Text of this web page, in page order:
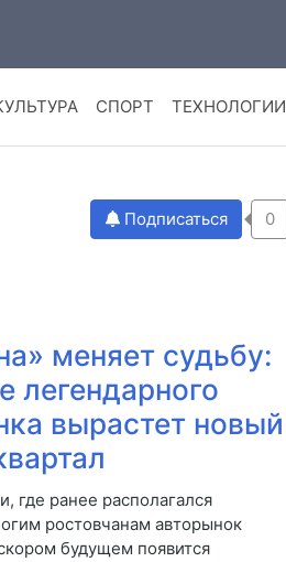
СПОРТ ТЕХНОЛОГИИ
Подписаться 0
меняет судьбу:
легендарного
вырастет новый
где ранее располагался
ростовчанам авторынок
будущем появится